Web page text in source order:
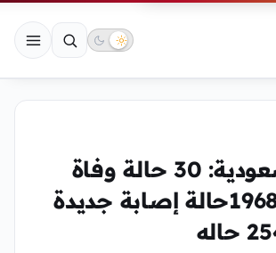
حالات السعودية: 30 حالة وفاة
بكورونا و1968حالة إصابة جديدة